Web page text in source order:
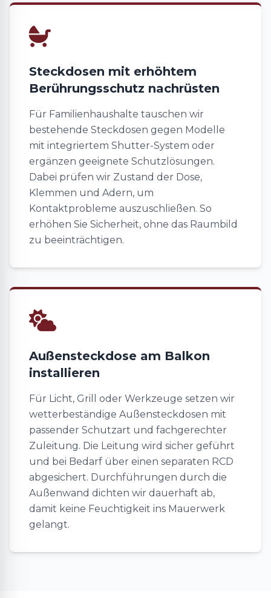
Steckdosen mit erhöhtem
Berührungsschutz nachrüsten
Für Familienhaushalte tauschen wir
bestehende Steckdosen gegen Modelle
mit integriertem Shutter-System oder
ergänzen geeignete Schutzlösungen.
Dabei prüfen wir Zustand der Dose,
Klemmen und Adern, um
Kontaktprobleme auszuschließen. So
erhöhen Sie Sicherheit, ohne das Raumbild
zu beeinträchtigen.
Außensteckdose am Balkon
installieren
Für Licht, Grill oder Werkzeuge setzen wir
wetterbeständige Außensteckdosen mit
passender Schutzart und fachgerechter
Zuleitung. Die Leitung wird sicher geführt
und bei Bedarf über einen separaten RCD
abgesichert. Durchführungen durch die
Außenwand dichten wir dauerhaft ab,
damit keine Feuchtigkeit ins Mauerwerk
gelangt.